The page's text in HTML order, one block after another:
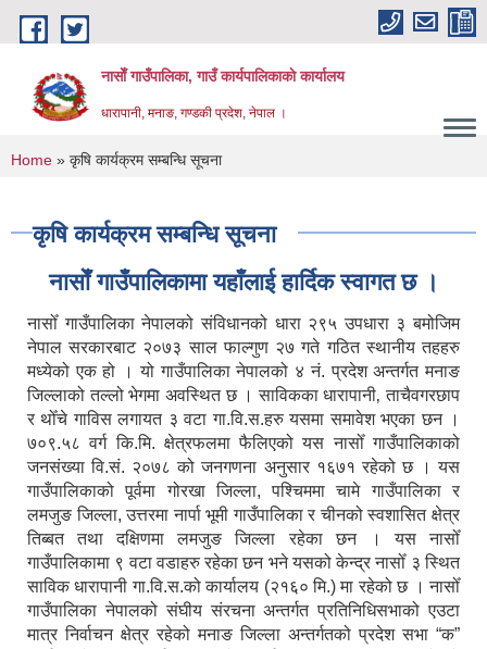
Skip to main content
नासाेँ गाउँपालिका, गाउँ कार्यपालिकाकाे कार्यालय
धारापानी, मनाङ, गण्डकी प्रदेश, नेपाल ।
You are here
Home » कृषि कार्यक्रम सम्बन्धि सूचना
कृषि कार्यक्रम सम्बन्धि सूचना
नासाेँ गाउँपालिकामा यहाँलाई हार्दिक स्वागत छ ।
नासोँ गाउँपालिका नेपालको संविधानको धारा २९५ उपधारा ३ बमोजिम
नेपाल सरकारबाट २०७३ साल फाल्गुण २७ गते गठित स्थानीय तहहरु
मध्येको एक हो । यो गाउँपालिका नेपालको ४ नं. प्रदेश अन्तर्गत मनाङ
जिल्लाको तल्लो भेगमा अवस्थित छ । साविकका धारापानी‚ ताचैवगरछाप
र थोँचे गाविस लगायत ३ वटा गा.वि.स.हरु यसमा समावेश भएका छन ।
७०९.५८ वर्ग कि.मि. क्षेत्रफलमा फैलिएको यस नासोँ गाउँपालिकाको
जनसंख्या वि.सं. २०७८ को जनगणना अनुसार १६७१ रहेको छ । यस
गाउँपालिकाको पूर्वमा गोरखा जिल्ला, पश्चिममा चामे गाउँपालिका र
लमजुङ जिल्ला, उत्तरमा नार्पा भूमी गाउँपालिका र चीनको स्वशासित क्षेत्र
तिब्बत तथा दक्षिणमा लमजुङ जिल्ला रहेका छन । यस नासोँ
गाउँपालिकामा ९ वटा वडाहरु रहेका छन भने यसको केन्द्र नासोँ ३ स्थित
साविक धारापानी गा.वि.स.को कार्यालय (२१६० मि.) मा रहेको छ । नासोँ
गाउँपालिका नेपालको संघीय संरचना अन्तर्गत प्रतिनिधिसभाको एउटा
मात्र निर्वाचन क्षेत्र रहेको मनाङ जिल्ला अन्तर्गतको प्रदेश सभा “क”